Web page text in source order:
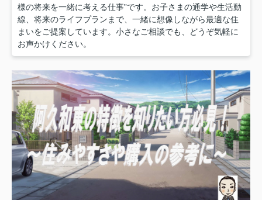
様の将来を一緒に考える仕事”です。お子さまの通学や生活動
線、将来のライフプランまで、一緒に想像しながら最適な住
まいをご提案しています。小さなご相談でも、どうぞ気軽に
お声かけください。